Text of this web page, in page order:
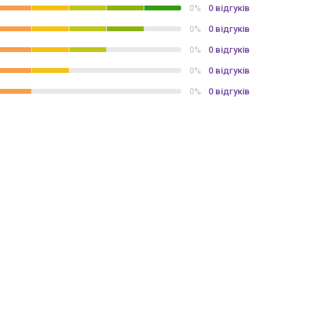
0% 0 відгуків
0% 0 відгуків
0% 0 відгуків
0% 0 відгуків
0% 0 відгуків